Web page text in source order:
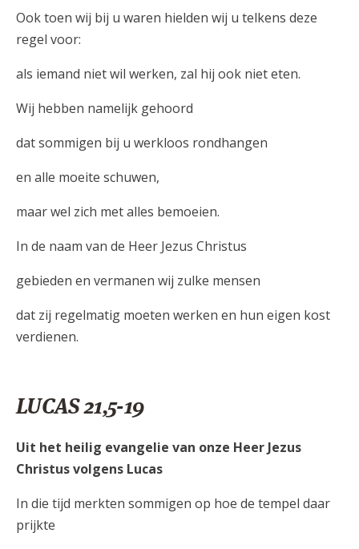
Ook toen wij bij u waren hielden wij u telkens deze
regel voor:
als iemand niet wil werken, zal hij ook niet eten.
Wij hebben namelijk gehoord
dat sommigen bij u werkloos rondhangen
en alle moeite schuwen,
maar wel zich met alles bemoeien.
In de naam van de Heer Jezus Christus
gebieden en vermanen wij zulke mensen
dat zij regelmatig moeten werken en hun eigen kost
verdienen.
LUCAS 21,5-19
Uit het heilig evangelie van onze Heer Jezus
Christus volgens Lucas
In die tijd merkten sommigen op hoe de tempel daar
prijkte